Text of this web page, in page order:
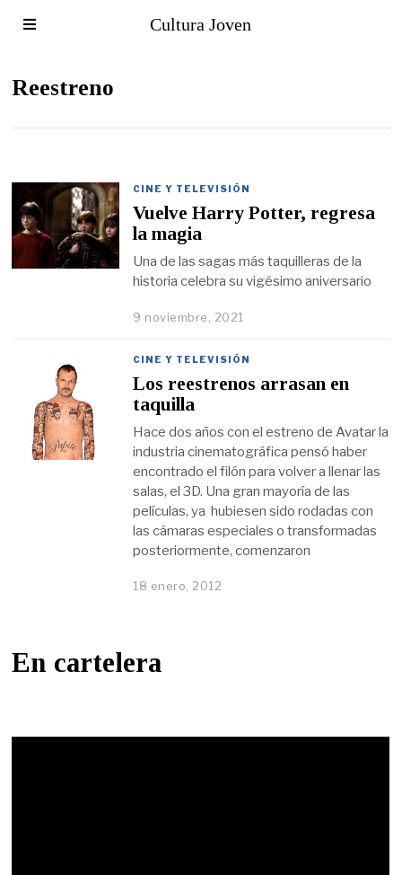
Cultura Joven
Reestreno
CINE Y TELEVISIÓN
Vuelve Harry Potter, regresa
la magia
Una de las sagas más taquilleras de la
historia celebra su vigésimo aniversario
9 noviembre, 2021
CINE Y TELEVISIÓN
Los reestrenos arrasan en
taquilla
Hace dos años con el estreno de Avatar la
industria cinematográfica pensó haber
encontrado el filón para volver a llenar las
salas, el 3D. Una gran mayoría de las
películas, ya hubiesen sido rodadas con
las cámaras especiales o transformadas
posteriormente, comenzaron
18 enero, 2012
En cartelera